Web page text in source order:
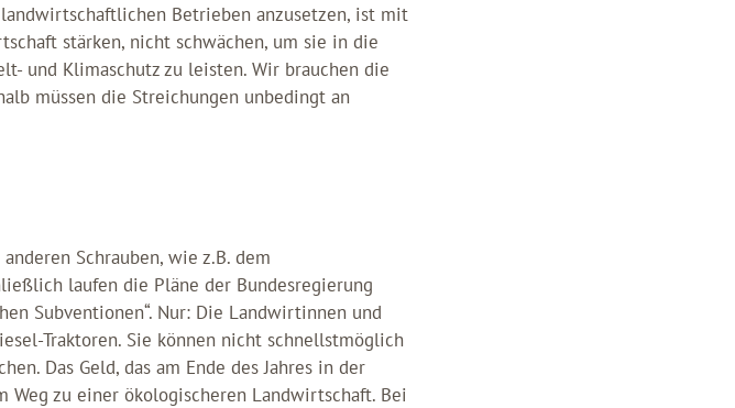
Betrieben anzusetzen, ist mit
stärken, nicht schwächen, um sie in die
und Klimaschutz zu leisten. Wir brauchen die
müssen die Streichungen unbedingt an
Schrauben, wie z.B. dem
laufen die Pläne der Bundesregierung
Subventionen“. Nur: Die Landwirtinnen und
Traktoren. Sie können nicht schnellstmöglich
Das Geld, das am Ende des Jahres in der
Weg zu einer ökologischeren Landwirtschaft. Bei